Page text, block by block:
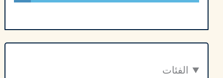
مجاناً
–
الدليل
الفئات